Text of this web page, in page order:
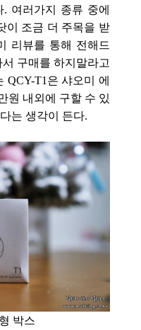
여러가지 종류 중에
이 조금 더 주목을 받
리뷰를 통해 전해드
구매를 하지말라고
QCY-T1은 샤오미 에
원 내외에 구할 수 있
는 생각이 든다.
박스